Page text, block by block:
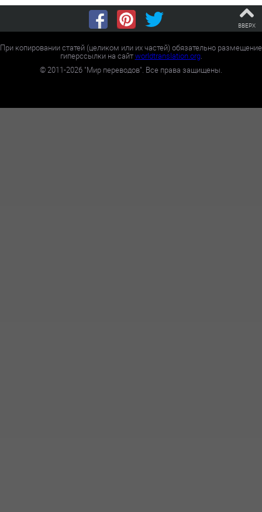
ВВЕРХ
При копировании статей (целиком или их частей) обязательно размещение
гиперссылки на сайтworldtranslation.org.
©2011-2026 "Мир переводов". Все права защищены.